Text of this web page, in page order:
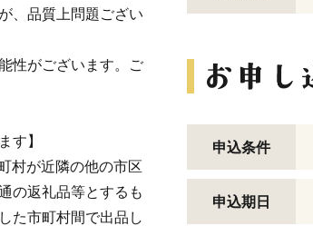
、品質上問題ござい
性がございます。ご
す】
村が近隣の他の市区
の返礼品等とするも
た市町村間で出品し
申込条件
申込期日